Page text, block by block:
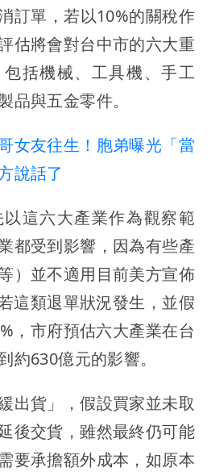
訂單，若以10%的關稅作
估將會對台中市的六大重
括機械、工具機、手工
品與五金零件。
女友往生！胞弟曝光「當
說話了
這六大產業作為觀察範
都受到影響，因為有些產
）並不適用目前美方宣佈
這類退單狀況發生，並假
，市府預估六大產業在台
約630億元的影響。
出貨」，假設買家並未取
後交貨，雖然最終仍可能
要承擔額外成本，如原本